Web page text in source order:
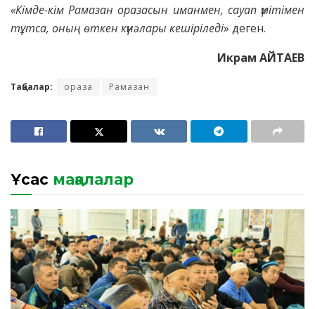
«Кімде-кім Рамазан оразасын иманмен, сауап үмітімен
тұтса, оның өткен күнәлары кешіріледі» деген.
Икрам АЙТАЕВ
Таңбалар: ораза Рамазан
Ұқсас мақалалар